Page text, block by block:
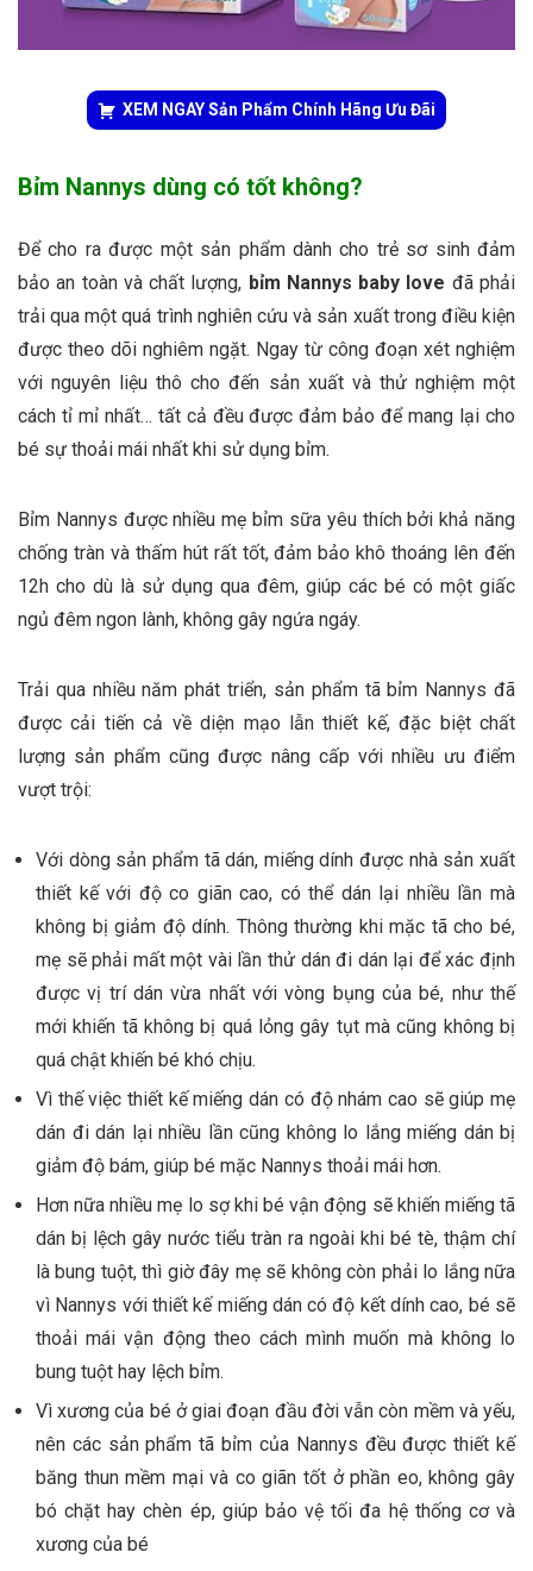
XEM NGAY Sản Phẩm Chính Hãng Ưu Đãi
Bỉm Nannys dùng có tốt không?
Để cho ra được một sản phẩm dành cho trẻ sơ sinh đảm
bảo an toàn và chất lượng, bỉm Nannys baby love đã phải
trải qua một quá trình nghiên cứu và sản xuất trong điều kiện
được theo dõi nghiêm ngặt. Ngay từ công đoạn xét nghiệm
với nguyên liệu thô cho đến sản xuất và thử nghiệm một
cách tỉ mỉ nhất… tất cả đều được đảm bảo để mang lại cho
bé sự thoải mái nhất khi sử dụng bỉm.
Bỉm Nannys được nhiều mẹ bỉm sữa yêu thích bởi khả năng
chống tràn và thấm hút rất tốt, đảm bảo khô thoáng lên đến
12h cho dù là sử dụng qua đêm, giúp các bé có một giấc
ngủ đêm ngon lành, không gây ngứa ngáy.
Trải qua nhiều năm phát triển, sản phẩm tã bỉm Nannys đã
được cải tiến cả về diện mạo lẫn thiết kế, đặc biệt chất
lượng sản phẩm cũng được nâng cấp với nhiều ưu điểm
vượt trội:
Với dòng sản phẩm tã dán, miếng dính được nhà sản xuất
thiết kế với độ co giãn cao, có thể dán lại nhiều lần mà
không bị giảm độ dính. Thông thường khi mặc tã cho bé,
mẹ sẽ phải mất một vài lần thử dán đi dán lại để xác định
được vị trí dán vừa nhất với vòng bụng của bé, như thế
mới khiến tã không bị quá lỏng gây tụt mà cũng không bị
quá chật khiến bé khó chịu.
Vì thế việc thiết kế miếng dán có độ nhám cao sẽ giúp mẹ
dán đi dán lại nhiều lần cũng không lo lắng miếng dán bị
giảm độ bám, giúp bé mặc Nannys thoải mái hơn.
Hơn nữa nhiều mẹ lo sợ khi bé vận động sẽ khiến miếng tã
dán bị lệch gây nước tiểu tràn ra ngoài khi bé tè, thậm chí
là bung tuột, thì giờ đây mẹ sẽ không còn phải lo lắng nữa
vì Nannys với thiết kế miếng dán có độ kết dính cao, bé sẽ
thoải mái vận động theo cách mình muốn mà không lo
bung tuột hay lệch bỉm.
Vì xương của bé ở giai đoạn đầu đời vẫn còn mềm và yếu,
nên các sản phẩm tã bỉm của Nannys đều được thiết kế
băng thun mềm mại và co giãn tốt ở phần eo, không gây
bó chặt hay chèn ép, giúp bảo vệ tối đa hệ thống cơ và
xương của bé